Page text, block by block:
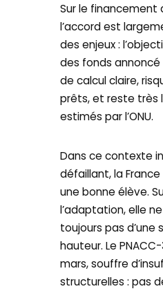
Sur le financement
l’accord est
des enjeux :
des fonds annoncé
de calcul claire,
prêts, et reste très
estimés par l’ONU.
Dans ce contexte
défaillant, la
une bonne élève.
l’adaptation, elle
toujours pas d’une
hauteur. Le
mars, souffre
structurelles : pas